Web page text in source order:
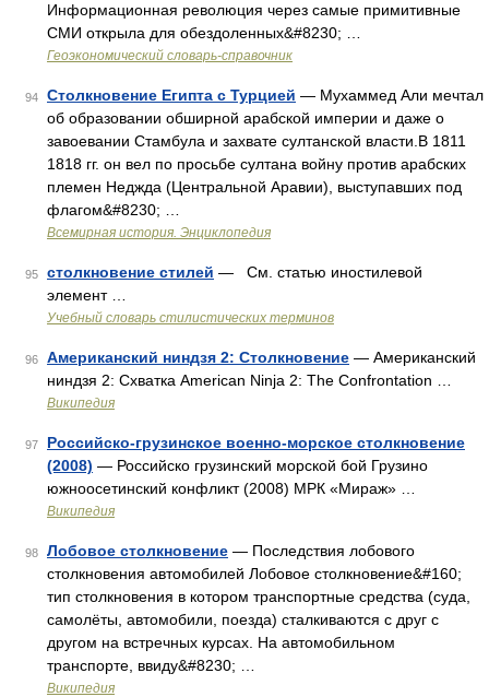
Информационная революция через самые примитивные
СМИ открыла для обездоленных&#8230; …
Геоэкономический словарь-справочник
94 Столкновение Египта с Турцией — Мухаммед Али мечтал
об образовании обширной арабской империи и даже о
завоевании Стамбула и захвате султанской власти.В 1811
1818 гг. он вел по просьбе султана войну против арабских
племен Неджда (Центральной Аравии), выступавших под
флагом&#8230; …
Всемирная история. Энциклопедия
95 столкновение стилей — См. статью иностилевой
элемент …
Учебный словарь стилистических терминов
96 Американский ниндзя 2: Столкновение — Американский
ниндзя 2: Схватка American Ninja 2: The Confrontation …
Википедия
97
Российско-грузинское военно-морское столкновение
(2008) — Российско грузинский морской бой Грузино
южноосетинский конфликт (2008) МРК «Мираж» …
Википедия
98 Лобовое столкновение — Последствия лобового
столкновения автомобилей Лобовое столкновение&#160;
тип столкновения в котором транспортные средства (суда,
самолёты, автомобили, поезда) сталкиваются с друг с
другом на встречных курсах. На автомобильном
транспорте, ввиду&#8230; …
Википедия